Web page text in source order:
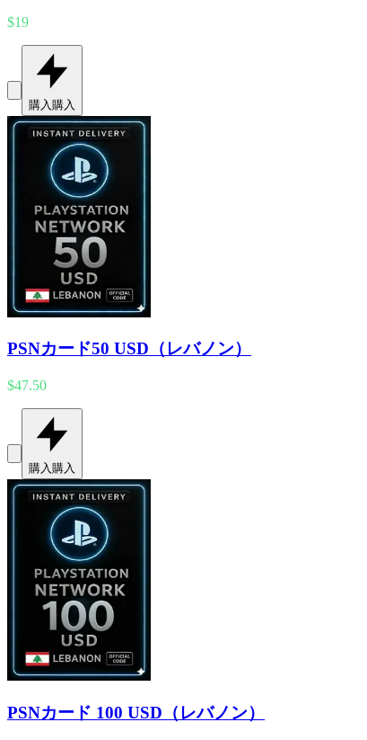
$19
購入 購入
PSNカード50 USD（レバノン）
$47.50
購入購入
PSNカード 100 USD（レバノン）